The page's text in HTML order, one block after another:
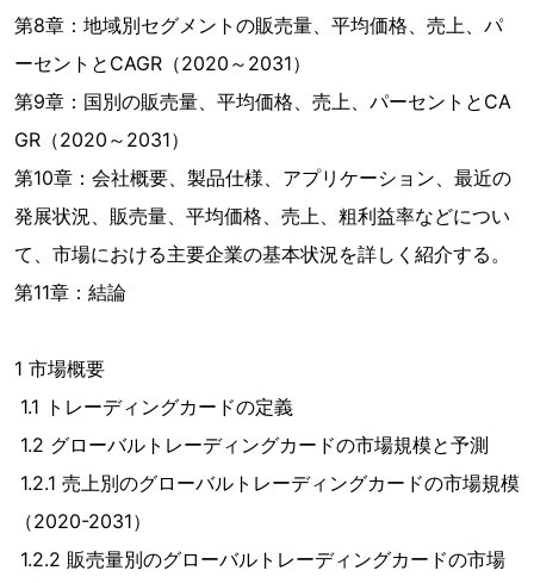
第8章：地域別セグメントの販売量、平均価格、売上、パ
ーセントとCAGR（2020～2031）
第9章：国別の販売量、平均価格、売上、パーセントとCA
GR（2020～2031）
第10章：会社概要、製品仕様、アプリケーション、最近の
発展状況、販売量、平均価格、売上、粗利益率などについ
て、市場における主要企業の基本状況を詳しく紹介する。
第11章：結論
1 市場概要
1.1 トレーディングカードの定義
1.2 グローバルトレーディングカードの市場規模と予測
1.2.1 売上別のグローバルトレーディングカードの市場規模
（2020-2031）
1.2.2 販売量別のグローバルトレーディングカードの市場